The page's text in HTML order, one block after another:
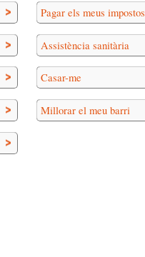
Pagar els meus impostos
Assistència sanitària
Casar-me
Millorar el meu barri